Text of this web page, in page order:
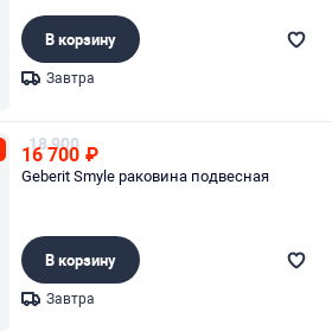
В корзину
Завтра
18 900
16 700 ₽
Geberit Smyle раковина подвесная
В корзину
Завтра